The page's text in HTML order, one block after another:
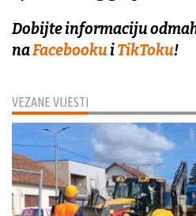
VEZANE VIJESTI
Dobijte informaciju
naFacebookuiTikToku!